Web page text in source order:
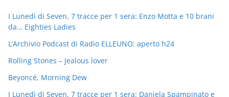
I Lunedì di Seven, 7 tracce per 1 sera: Enzo Motta e 10 brani
da… Eighties Ladies
L’Archivio Podcast di Radio ELLEUNO: aperto h24
Rolling Stones – Jealous lover
Beyoncé, Morning Dew
I Lunedì di Seven, 7 tracce per 1 sera: Daniela Spampinato e